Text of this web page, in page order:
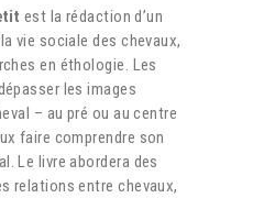
est la rédaction d’un
vie sociale des chevaux,
en éthologie. Les
les images
– au pré ou au centre
faire comprendre son
Le livre abordera des
relations entre chevaux,